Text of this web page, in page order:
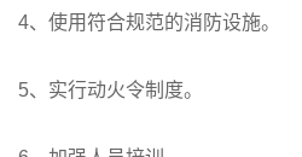
4、使用符合规范的消防设施。
5、实行动火令制度。